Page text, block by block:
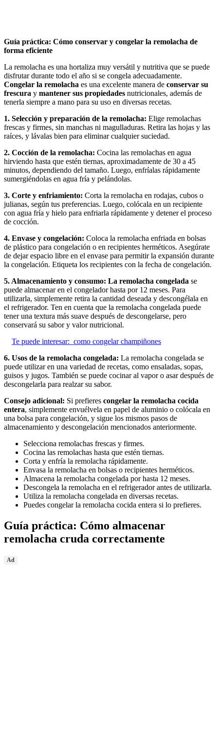
Guía práctica: Cómo conservar y congelar la remolacha de
forma eficiente
La remolacha es una hortaliza muy versátil y nutritiva que se puede
disfrutar durante todo el año si se congela adecuadamente.
Congelar la remolacha es una excelente manera de conservar su
frescura y mantener sus propiedades nutricionales, además de
tenerla siempre a mano para su uso en diversas recetas.
1. Selección y preparación de la remolacha: Elige remolachas
frescas y firmes, sin manchas ni magulladuras. Retira las hojas y las
raíces, y lávalas bien para eliminar cualquier suciedad.
2. Cocción de la remolacha: Cocina las remolachas en agua
hirviendo hasta que estén tiernas, aproximadamente de 30 a 45
minutos, dependiendo del tamaño. Luego, enfríalas rápidamente
sumergiéndolas en agua fría y pelándolas.
3. Corte y enfriamiento: Corta la remolacha en rodajas, cubos o
julianas, según tus preferencias. Luego, colócala en un recipiente
con agua fría y hielo para enfriarla rápidamente y detener el proceso
de cocción.
4. Envase y congelación: Coloca la remolacha enfriada en bolsas
de plástico para congelación o en recipientes herméticos. Asegúrate
de dejar espacio libre en el envase para permitir la expansión durante
la congelación. Etiqueta los recipientes con la fecha de congelación.
5. Almacenamiento y consumo: La remolacha congelada se
puede almacenar en el congelador hasta por 12 meses. Para
utilizarla, simplemente retira la cantidad deseada y descongélala en
el refrigerador. Ten en cuenta que la remolacha congelada puede
tener una textura más suave después de descongelarse, pero
conservará su sabor y valor nutricional.
Te puede interesar: como congelar champiñones
6. Usos de la remolacha congelada: La remolacha congelada se
puede utilizar en una variedad de recetas, como ensaladas, sopas,
guisos y jugos. También se puede cocinar al vapor o asar después de
descongelarla para realzar su sabor.
Consejo adicional: Si prefieres congelar la remolacha cocida
entera, simplemente envuélvela en papel de aluminio o colócala en
una bolsa para congelación, y sigue los mismos pasos de
almacenamiento y descongelación mencionados anteriormente.
Selecciona remolachas frescas y firmes.
Cocina las remolachas hasta que estén tiernas.
Corta y enfría la remolacha rápidamente.
Envasa la remolacha en bolsas o recipientes herméticos.
Almacena la remolacha congelada por hasta 12 meses.
Descongela la remolacha en el refrigerador antes de utilizarla.
Utiliza la remolacha congelada en diversas recetas.
Puedes congelar la remolacha cocida entera si lo prefieres.
Guía práctica: Cómo almacenar
remolacha cruda correctamente
Ad